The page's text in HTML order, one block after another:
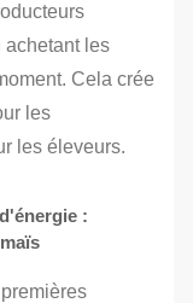
achetant les
Cela crée
les
les éleveurs.
: